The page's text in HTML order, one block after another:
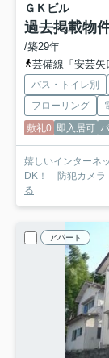
ＧＫビル
過去掲載物
/築29年
芸備線「安芸
バス・トイレ別
フローリング
敷礼0 即入居可
嬉しいインターネ
DK！ 防犯カメラ
る
アパート